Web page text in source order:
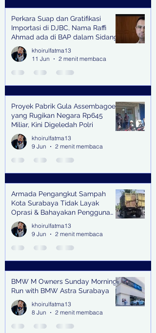
Perkara Suap dan Gratifikasi
Importasi di DJBC, Nama Raffi
Ahmad ada di BAP dalam Sidang
khoirulfatma13
11 Jun
2 menit membaca
Proyek Pabrik Gula Assembagoes
yang Rugikan Negara Rp645
Miliar, Kini Digeledah Polri
khoirulfatma13
9 Jun
2 menit membaca
Armada Pengangkut Sampah
Kota Surabaya Tidak Layak
Oprasi & Bahayakan Pengguna
Jalan
khoirulfatma13
9 Jun
2 menit membaca
BMW M Owners Sunday Morning
Run with BMW Astra Surabaya
khoirulfatma13
8 Jun
2 menit membaca